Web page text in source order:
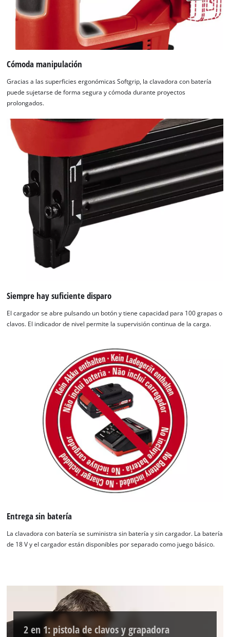
This content is not permitted to load due
to trackers that are not disclosed to the
Powered by
Management Platform
Cómoda manipulación
Gracias a las superficies ergonómicas Softgrip, la clavadora con batería
puede sujetarse de forma segura y cómoda durante proyectos
prolongados.
Siempre hay suficiente disparo
El cargador se abre pulsando un botón y tiene capacidad para 100 grapas o
clavos. El indicador de nivel permite la supervisión continua de la carga.
Entrega sin batería
La clavadora con batería se suministra sin batería y sin cargador. La batería
de 18 V y el cargador están disponibles por separado como juego básico.
2 en 1: pistola de clavos y grapadora